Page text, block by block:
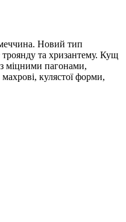
Новий тип
троянду та хризантему. Кущ
міцними пагонами,
кулястої форми,